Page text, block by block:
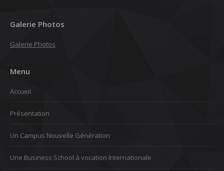
Galerie Photos
Galerie Photos
Menu
Accueil
Présentation
Un Campus Nouvelle Génération
Une Business School à vocation Internationale